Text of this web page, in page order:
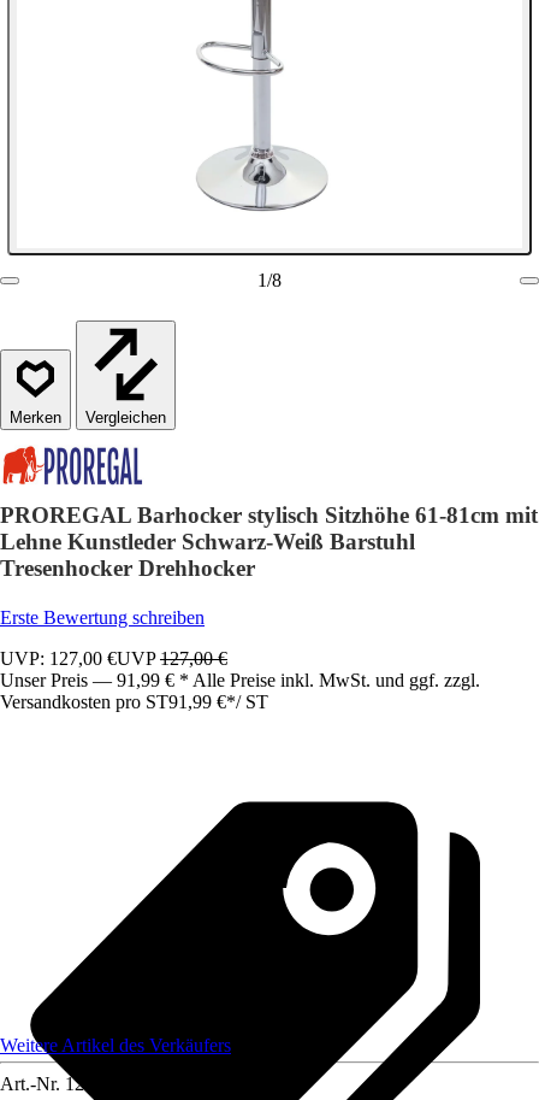
1/8
Vergleichen
PROREGAL Barhocker stylisch Sitzhöhe 61-81cm mit
Lehne Kunstleder Schwarz-Weiß Barstuhl
Tresenhocker Drehhocker
Erste Bewertung schreiben
UVP: 127,00 €UVP127,00 €
Unser Preis — 91,99 € * Alle Preise inkl. MwSt. und ggf. zzgl.
Versandkosten pro ST91,99 €*/ ST
Weitere Artikel des Verkäufers
Art.-Nr. 12585246